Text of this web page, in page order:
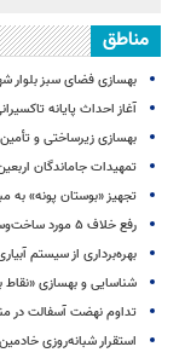
مناطق
بهسازی فضای سبز بلوار
آغاز احداث پایانه
بهسازی زیرساختی و
تمهیدات جاماندگان اربعین در
تجهیز «بوستان پونه»
رفع خلاف ۵ مورد ساخت‌وساز غیرمجاز در حریم ناحیه ۴ منطقه ۱۹
بهره‌برداری از سیستم آبیاری قطره‌ای به طول ۹۰۰
شناسایی و بهسازی «نقاط
تداوم نهضت آسفالت در منطقه ۱۰؛ اجرای روکش مکانیزه
استقرار شبانه‌روزی خادمین منطقه ۲ در مرز زرباطیه تا